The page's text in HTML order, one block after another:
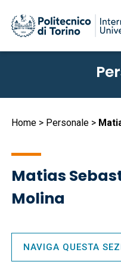
principale
Briciole
pane
Home Personale
Matias
Molina
NAVIGA QUESTA